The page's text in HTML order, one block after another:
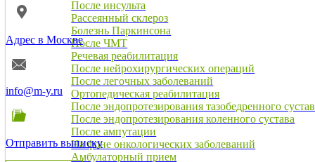
После инсульта
Рассеянный склероз
Болезнь Паркинсона
После ЧМТ
Речевая реабилитация
После нейрохирургических операций
После легочных заболеваний
Ортопедическая реабилитация
После эндопротезирования тазобедренного
После эндопротезирования коленного сустава
После ампутации
На фоне онкологических заболеваний
Амбулаторный прием
Адрес в Москве
info@m-y.ru
Отправить выписку